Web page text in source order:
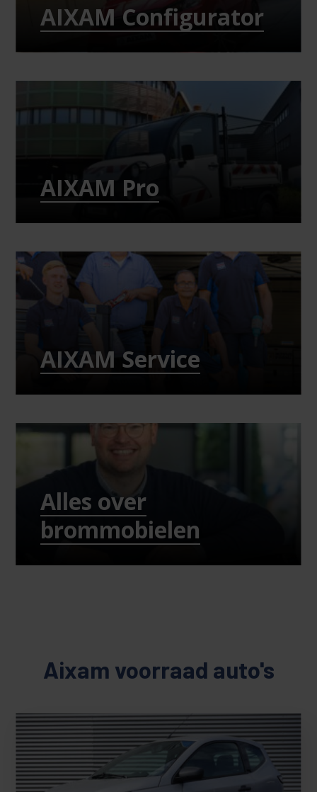
AIXAM Configurator
AIXAM Pro
AIXAM Service
Alles over
brommobielen
Aixam voorraad auto's